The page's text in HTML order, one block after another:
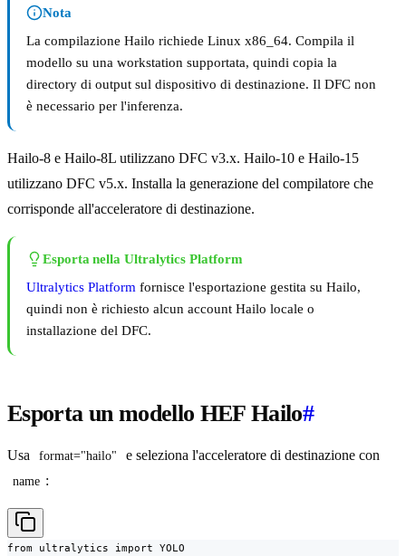
Nota
La compilazione Hailo richiede Linux x86_64. Compila il
modello su una workstation supportata, quindi copia la
directory di output sul dispositivo di destinazione. Il DFC non
è necessario per l'inferenza.
Hailo-8 e Hailo-8L utilizzano DFC v3.x. Hailo-10 e Hailo-15
utilizzano DFC v5.x. Installa la generazione del compilatore che
corrisponde all'acceleratore di destinazione.
Esporta nella Ultralytics Platform
Ultralytics Platform fornisce l'esportazione gestita su Hailo,
quindi non è richiesto alcun account Hailo locale o
installazione del DFC.
Esporta un modello HEF Hailo#
Usa format="hailo" e seleziona l'acceleratore di destinazione con
name :
from ultralytics import YOLO